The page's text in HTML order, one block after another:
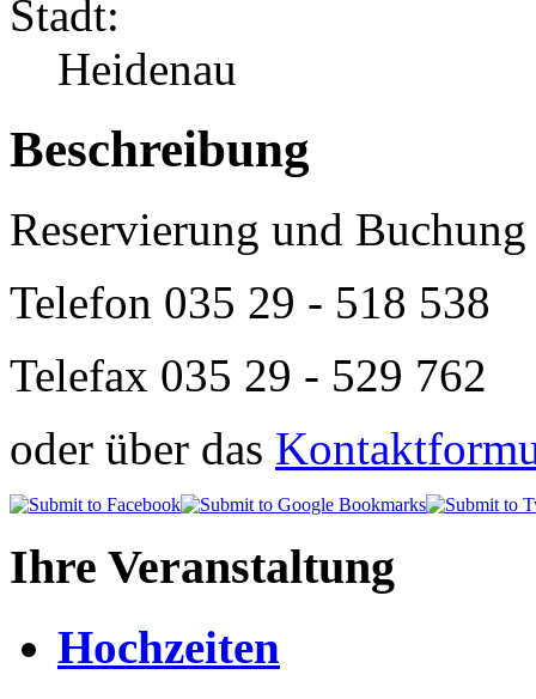
Stadt:
Heidenau
Beschreibung
Reservierung und
Telefon 035 29 - 518 538
Telefax 035 29 - 529 762
oder über das
Ihre Veranstaltung
Hochzeiten